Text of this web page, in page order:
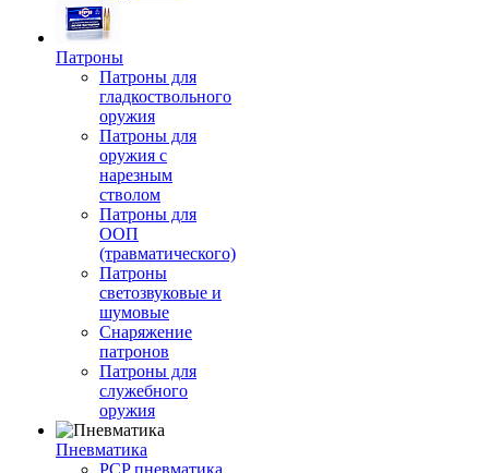
Патроны
Патроны для
гладкоствольного
оружия
Патроны для
оружия с
нарезным
стволом
Патроны для
ООП
(травматического)
Патроны
светозвуковые и
шумовые
Снаряжение
патронов
Патроны для
служебного
оружия
Пневматика
PCP пневматика